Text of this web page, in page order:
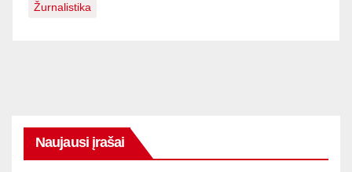
Žurnalistika
Naujausi įrašai